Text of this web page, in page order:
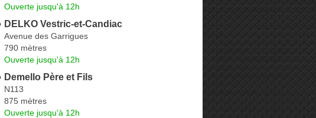
Ouverte jusqu'à 12h
DELKO Vestric-et-Candiac
Avenue des Garrigues
790 mètres
Ouverte jusqu'à 12h
Demello Père et Fils
N113
875 mètres
Ouverte jusqu'à 12h